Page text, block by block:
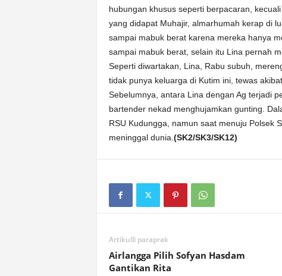
hubungan khusus seperti berpacaran,
yang didapat Muhajir, almarhumah kerap di
sampai mabuk berat karena mereka hanya
sampai mabuk berat, selain itu Lina pernah
Seperti diwartakan, Lina, Rabu subuh,
tidak punya keluarga di Kutim ini, tewas
Sebelumnya, antara Lina dengan Ag terjadi
bartender nekad menghujamkan gunting.
RSU Kudungga, namun saat menuju Polsek
meninggal dunia. (SK2/SK3/SK12)
Artikulli paraprak
Airlangga Pilih Sofyan Hasdam
Gantikan Rita